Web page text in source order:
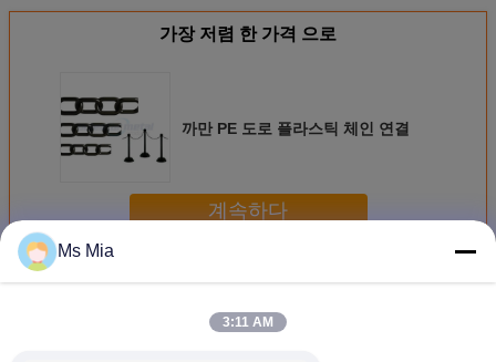
가장 저렴 한 가격 으로
까만 PE 도로 플라스틱 체인 연결
계속하다
더 많은 것
Ms Mia
3:11 AM